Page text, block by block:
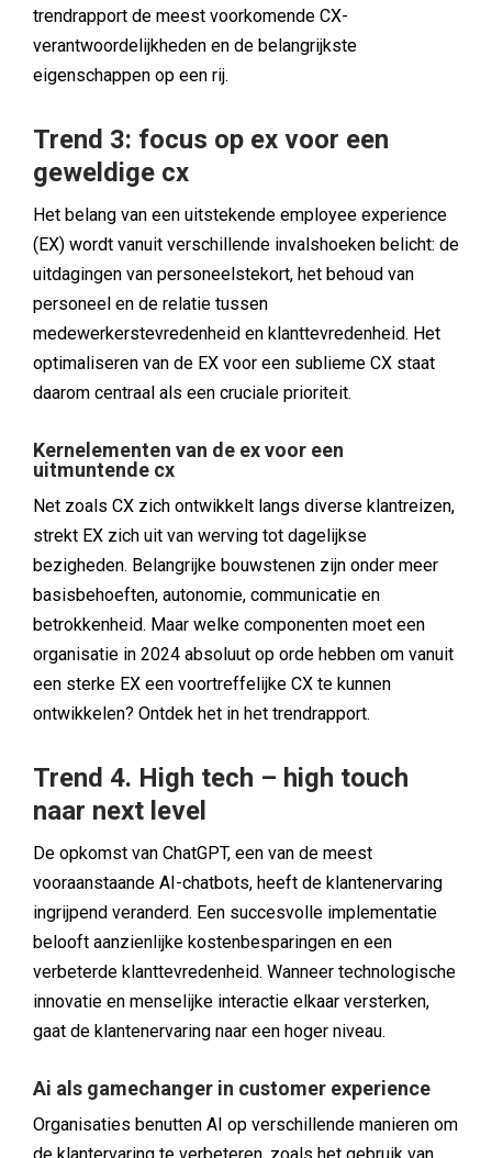
trendrapport de meest voorkomende CX-
verantwoordelijkheden en de belangrijkste
eigenschappen op een rij.
Trend 3: focus op ex voor een
geweldige cx
Het belang van een uitstekende employee experience
(EX) wordt vanuit verschillende invalshoeken belicht: de
uitdagingen van personeelstekort, het behoud van
personeel en de relatie tussen
medewerkerstevredenheid en klanttevredenheid. Het
optimaliseren van de EX voor een sublieme CX staat
daarom centraal als een cruciale prioriteit.
Kernelementen van de ex voor een
uitmuntende cx
Net zoals CX zich ontwikkelt langs diverse klantreizen,
strekt EX zich uit van werving tot dagelijkse
bezigheden. Belangrijke bouwstenen zijn onder meer
basisbehoeften, autonomie, communicatie en
betrokkenheid. Maar welke componenten moet een
organisatie in 2024 absoluut op orde hebben om vanuit
een sterke EX een voortreffelijke CX te kunnen
ontwikkelen? Ontdek het in het trendrapport.
Trend 4. High tech – high touch
naar next level
De opkomst van ChatGPT, een van de meest
vooraanstaande AI-chatbots, heeft de klantenervaring
ingrijpend veranderd. Een succesvolle implementatie
belooft aanzienlijke kostenbesparingen en een
verbeterde klanttevredenheid. Wanneer technologische
innovatie en menselijke interactie elkaar versterken,
gaat de klantenervaring naar een hoger niveau.
Ai als gamechanger in customer experience
Organisaties benutten AI op verschillende manieren om